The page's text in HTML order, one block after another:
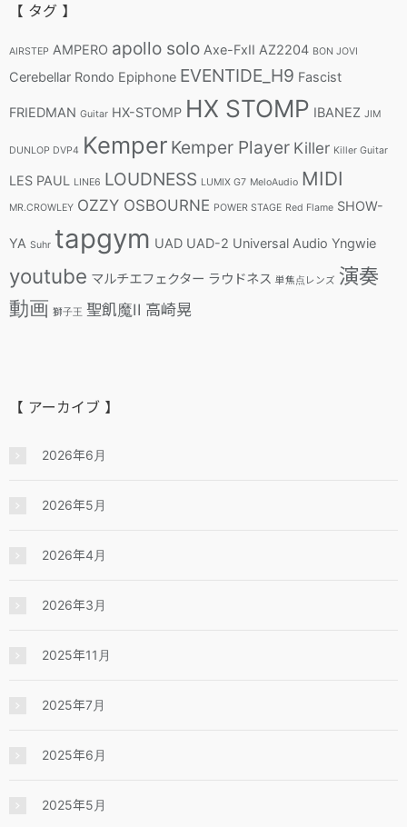
【 タグ 】
AIRSTEP AMPERO apollo solo Axe-FxII AZ2204 BON JOVI
Cerebellar Rondo Epiphone EVENTIDE_H9 Fascist
FRIEDMAN Guitar HX-STOMP HX STOMP IBANEZ JIM
DUNLOP DVP4 Kemper Kemper Player Killer Killer Guitar
LES PAUL LINE6 LOUDNESS LUMIX G7 MeloAudio MIDI
MR.CROWLEY OZZY OSBOURNE POWER STAGE Red Flame SHOW-
YA Suhr tapgym UAD UAD-2 Universal Audio Yngwie
youtube マルチエフェクター ラウドネス 単焦点レンズ 演奏
動画 獅子王 聖飢魔II 高崎晃
【 アーカイブ 】
2026年6月
2026年5月
2026年4月
2026年3月
2025年11月
2025年7月
2025年6月
2025年5月